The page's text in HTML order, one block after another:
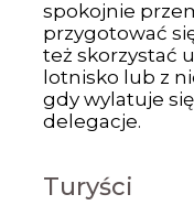
spokojnie
przygotować
też skorzystać
lotnisko lub z
gdy wylatuje
delegacje.
Turyści